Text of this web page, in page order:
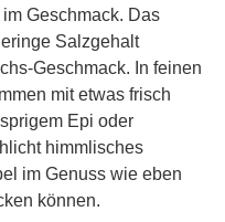
Geschmack. Das
Salzgehalt
Geschmack. In feinen
mit etwas frisch
Epi oder
himmlisches
im Genuss wie eben
können.